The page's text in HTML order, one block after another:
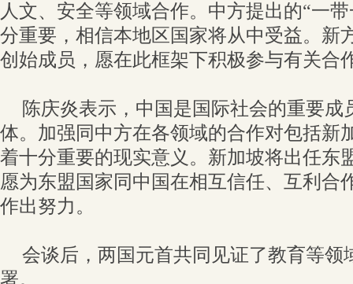
人文、安全等领域合作。中方提出的“一
分重要，相信本地区国家将从中受益。新
创始成员，愿在此框架下积极参与有关合
陈庆炎表示，中国是国际社会的重要成
体。加强同中方在各领域的合作对包括新
着十分重要的现实意义。新加坡将出任东
愿为东盟国家同中国在相互信任、互利合
作出努力。
会谈后，两国元首共同见证了教育等领
署。